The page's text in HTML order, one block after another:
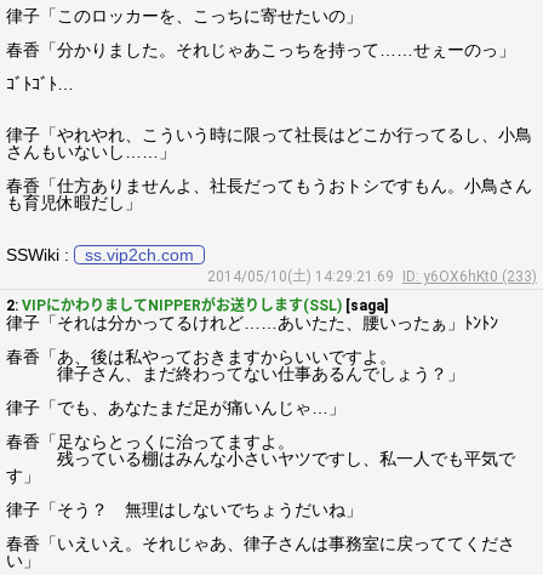
律子「このロッカーを、こっちに寄せたいの」
春香「分かりました。それじゃあこっちを持って……せぇーのっ」
ｺﾞﾄｺﾞﾄ…
律子「やれやれ、こういう時に限って社長はどこか行ってるし、小鳥
さんもいないし……」
春香「仕方ありませんよ、社長だってもうおトシですもん。小鳥さん
も育児休暇だし」
SSWiki : ss.vip2ch.com
2014/05/10(土) 14:29:21.69
ID: y6OX6hKt0 (233)
2: VIPにかわりましてNIPPERがお送りします(SSL) [saga]
律子「それは分かってるけれど……あいたた、腰いったぁ」ﾄﾝﾄﾝ
春香「あ、後は私やっておきますからいいですよ。
律子さん、まだ終わってない仕事あるんでしょう？」
律子「でも、あなたまだ足が痛いんじゃ…」
春香「足ならとっくに治ってますよ。
残っている棚はみんな小さいヤツですし、私一人でも平気で
す」
律子「そう？ 無理はしないでちょうだいね」
春香「いえいえ。それじゃあ、律子さんは事務室に戻っててくださ
い」